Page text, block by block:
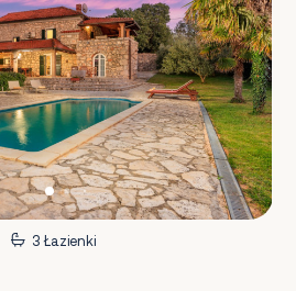
3 Łazienki